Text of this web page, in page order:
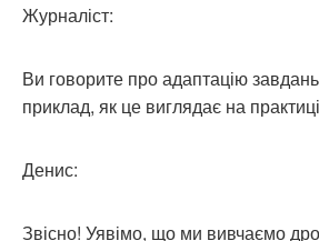
Журналіст:
Ви говорите про адаптацію
приклад, як це виглядає на
Денис:
Звісно! Уявімо, що ми вивчаємо